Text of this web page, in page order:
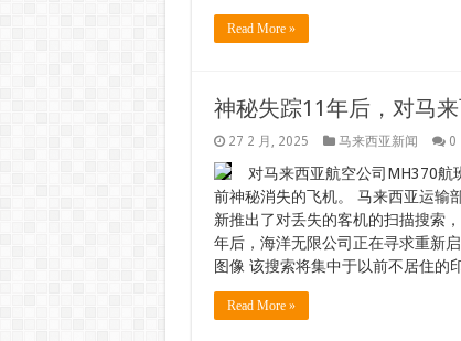
Read More »
神秘失踪11年后，对马
27 2 月, 2025 马来西亚新闻 0
对马来西亚航空公司MH370航
前神秘消失的飞机。 马来西亚运输
新推出了对丢失的客机的扫描搜索
年后，海洋无限公司正在寻求重新
图像 该搜索将集中于以前不居住
Read More »